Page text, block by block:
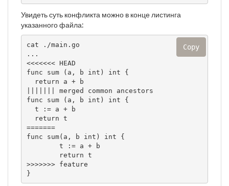
Увидеть суть конфликта можно в конце листинга
указанного файла:
cat ./main.go
...
<<<<<<< HEAD
func sum (a, b int) int {
||||||| merged common ancestors
func sum (a, b int) int {
=======
func sum(a, b int) int {
>>>>>>> feature
}
Copy